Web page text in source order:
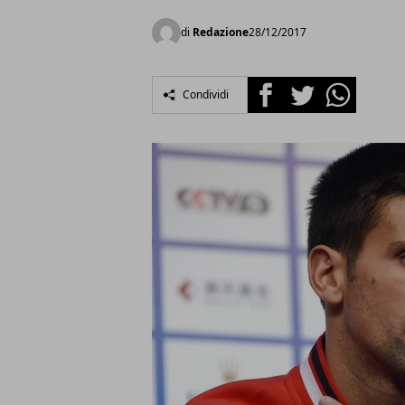
di Redazione28/12/2017
Condividi FacebookTwitterWhatsapp